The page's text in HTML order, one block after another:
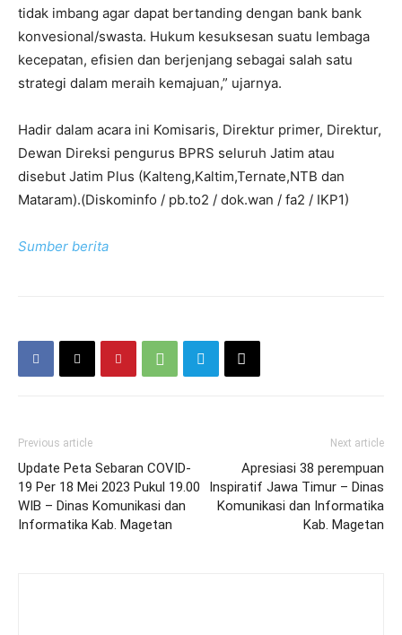
tidak imbang agar dapat bertanding dengan bank bank
konvesional/swasta. Hukum kesuksesan suatu lembaga
kecepatan, efisien dan berjenjang sebagai salah satu
strategi dalam meraih kemajuan,” ujarnya.
Hadir dalam acara ini Komisaris, Direktur primer, Direktur,
Dewan Direksi pengurus BPRS seluruh Jatim atau
disebut Jatim Plus (Kalteng,Kaltim,Ternate,NTB dan
Mataram).(Diskominfo / pb.to2 / dok.wan / fa2 / IKP1)
Sumber berita
Previous article
Update Peta Sebaran COVID-
19 Per 18 Mei 2023 Pukul 19.00
WIB – Dinas Komunikasi dan
Informatika Kab. Magetan
Next article
Apresiasi 38 perempuan
Inspiratif Jawa Timur – Dinas
Komunikasi dan Informatika
Kab. Magetan